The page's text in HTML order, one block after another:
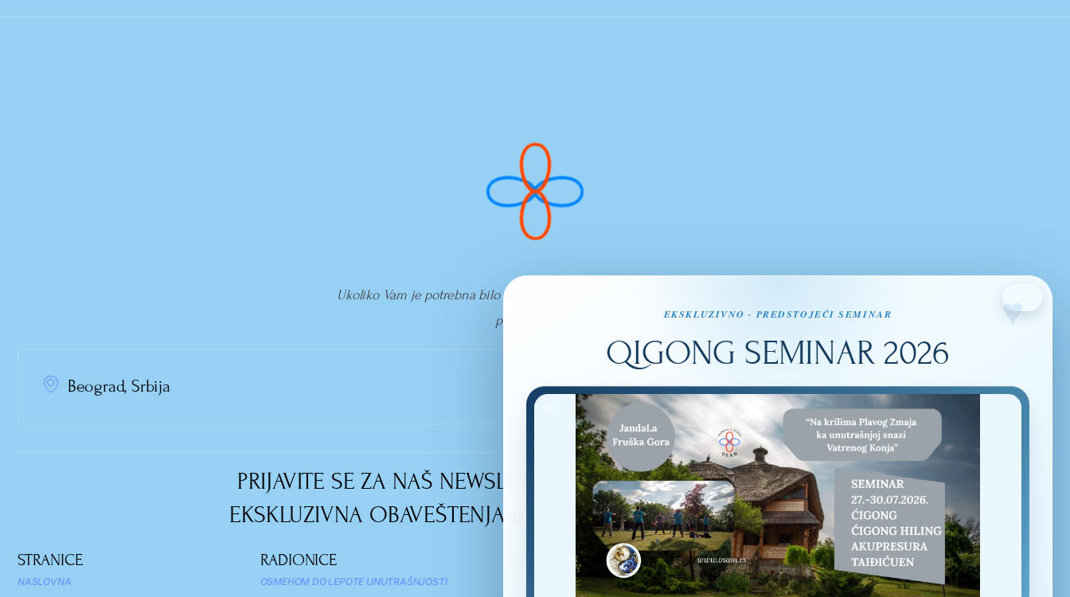
Ukoliko Vam je potrebna bilo kakva informacija, slobodno nam možete
poslati e-mail!
Beograd, Srbija info@osam.rs
PRIJAVITE SE ZA NAŠ NEWSLETTER I SVAKODNEVNO PRIMAJTE
EKSKLUZIVNA OBAVEŠTENJA IZ SVETA TAIJIQUANA I QIGONGA.
STRANICE
NASLOVNA
RADIONICE
OSMEHOM DO LEPOTE UNUTRAŠNJOSTI
VEŠTINE KOJE IZUČAVAMO
TAIJIQUAN
ZAPRATITE NAS
EKSKLUZIVNO · PREDSTOJEĆI SEMINAR
QIGONG SEMINAR 2026